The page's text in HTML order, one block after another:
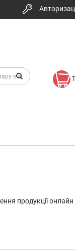
продукції